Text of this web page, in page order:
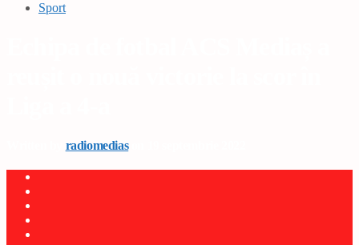
Sport
radiomediason 19 septembrie 2022